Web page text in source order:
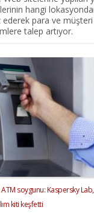
hangi
ederek para ve
talep artıyor.
soygunu: Kaspersky
kiti keşfetti